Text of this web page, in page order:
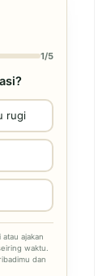
1/5
rugi
ajakan
waktu.
dan